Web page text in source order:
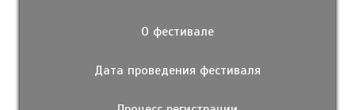
О фестивале
Дата проведения фестиваля